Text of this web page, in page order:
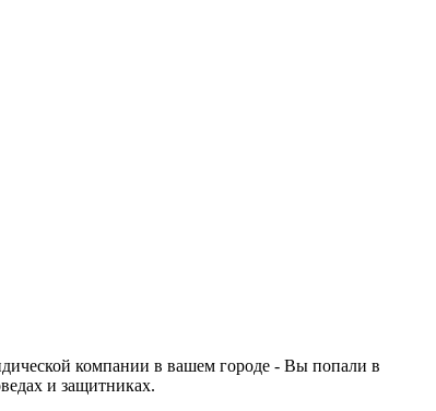
компании в вашем городе - Вы попали в
и защитниках.